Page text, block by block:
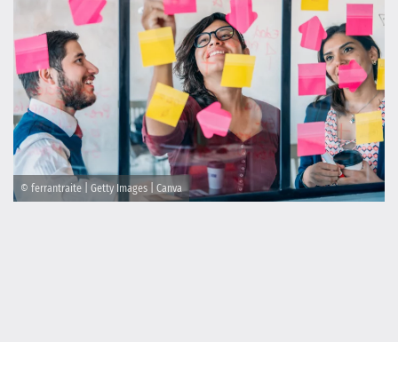
© ferrantraite | Getty Images | Canva